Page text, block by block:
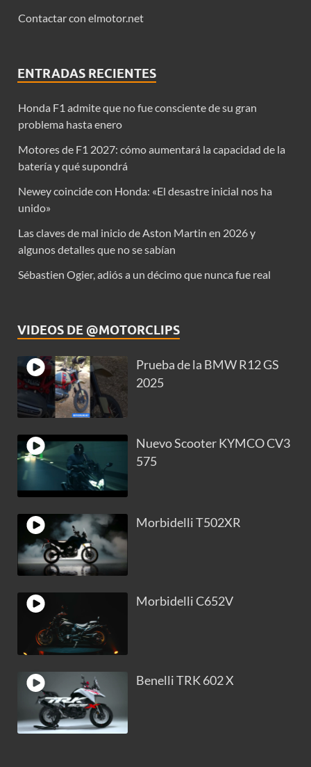
Contactar con elmotor.net
ENTRADAS RECIENTES
Honda F1 admite que no fue consciente de su gran
problema hasta enero
Motores de F1 2027: cómo aumentará la capacidad de la
batería y qué supondrá
Newey coincide con Honda: «El desastre inicial nos ha
unido»
Las claves de mal inicio de Aston Martin en 2026 y
algunos detalles que no se sabían
Sébastien Ogier, adiós a un décimo que nunca fue real
VIDEOS DE @MOTORCLIPS
Prueba de la BMW R12 GS
2025
Nuevo Scooter KYMCO CV3
575
Morbidelli T502XR
Morbidelli C652V
Benelli TRK 602 X